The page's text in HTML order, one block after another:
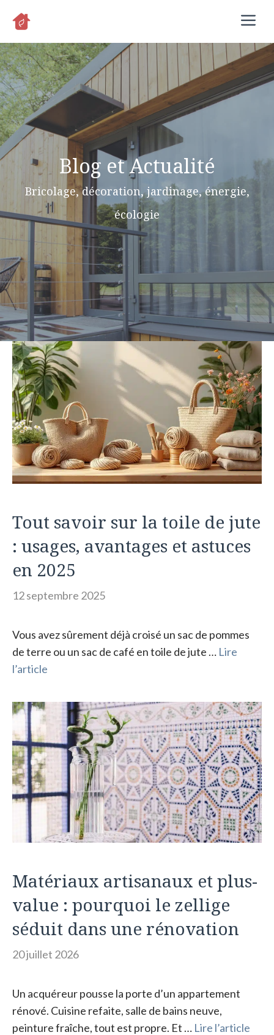
contenu
Blog et Actualité
Bricolage, décoration, jardinage, énergie,
écologie
Tout savoir sur la toile de jute
: usages, avantages et astuces
en 2025
12 septembre 2025
Vous avez sûrement déjà croisé un sac de pommes
de terre ou un sac de café en toile de jute … Lire
l’article
Matériaux artisanaux et plus-
value : pourquoi le zellige
séduit dans une rénovation
20 juillet 2026
Un acquéreur pousse la porte d’un appartement
rénové. Cuisine refaite, salle de bains neuve,
peinture fraîche, tout est propre. Et … Lire l’article